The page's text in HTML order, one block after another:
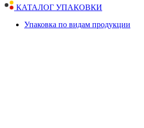
КАТАЛОГ УПАКОВКИ
Упаковка по видам продукции